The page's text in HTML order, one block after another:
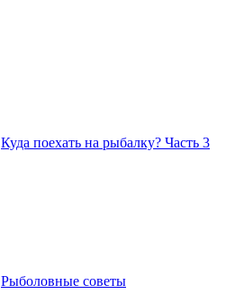
Куда поехать на рыбалку? Часть 3
Рыболовные советы